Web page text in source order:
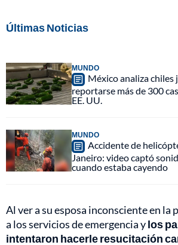
Últimas Noticias
MUNDO
México analiza chiles
reportarse más de 300
EE. UU.
MUNDO
Accidente de
Janeiro: video captó
cuando estaba cayendo
Al ver a su esposa inconsciente en la
a los servicios de emergencia ylos
intentaron hacerle resucitación